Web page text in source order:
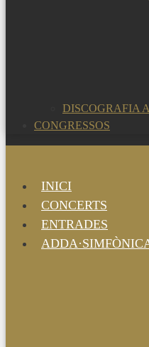
DISCOGRAFIA
CONGRESSOS
INICI
CONCERTS
ENTRADES